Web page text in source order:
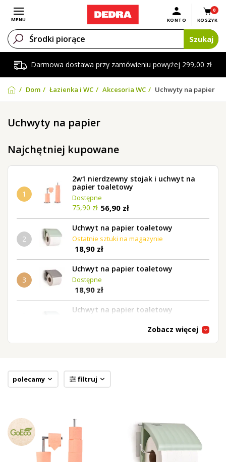
Darmowa dostawa przy zamówieniu powyżej 299,00 zł
Otwórz menu
MENU
0
KOSZYK
KONTO
Szukaj
Dom Łazienka i WC Akcesoria WC Uchwyty na papier
Uchwyty na papier
Najchętniej kupowane
1
2w1 nierdzewny stojak i uchwyt na
papier toaletowy
Dostępne
75,90 zł 56,90 zł
2
Uchwyt na papier toaletowy
Ostatnie sztuki na magazynie
18,90 zł
3
Uchwyt na papier toaletowy
Dostępne
18,90 zł
Uchwyt na papier toaletowy
Ostatnie sztuki na magazynie
94,90 zł 31,32 zł
Zobacz więcej
polecamy filtruj